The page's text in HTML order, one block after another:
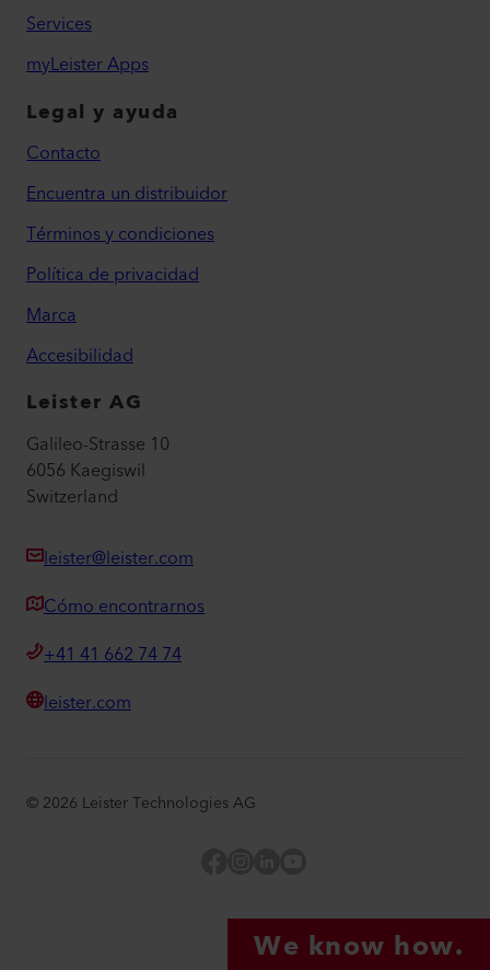
Services
myLeister Apps
Legal y ayuda
Contacto
Encuentra un distribuidor
Términos y condiciones
Política de privacidad
Marca
Accesibilidad
Leister AG
Galileo-Strasse 10
6056 Kaegiswil
Switzerland
leister@leister.com
Cómo encontrarnos
+41 41 662 74 74
leister.com
© 2026 Leister Technologies AG
We know how.